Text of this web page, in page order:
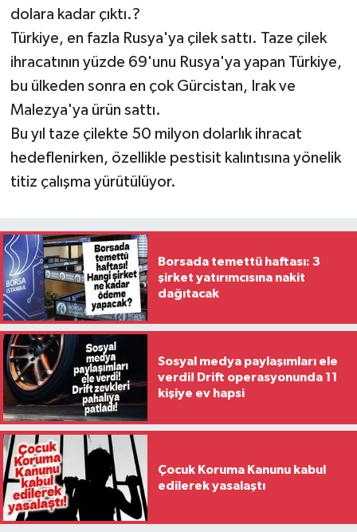
dolara kadar çıktı.?
Türkiye, en fazla Rusya'ya çilek sattı. Taze çilek
ihracatının yüzde 69'unu Rusya'ya yapan Türkiye,
bu ülkeden sonra en çok Gürcistan, Irak ve
Malezya'ya ürün sattı.
Bu yıl taze çilekte 50 milyon dolarlık ihracat
hedeflenirken, özellikle pestisit kalıntısına yönelik
titiz çalışma yürütülüyor.
Borsada temettü haftası: 3
şirket yatırımcısına nakit
dağıtacak
Sosyal medya paylaşımları ele
verdi! Drift operasyonunda 11
kişiye ev hapsi
Çocuk Koruma Kanunu kabul
edilerek yasalaştı